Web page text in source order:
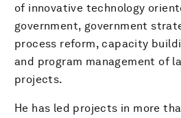
of innovative technology
government, government
process reform, capacity
and program management of
projects.
He has led projects in more